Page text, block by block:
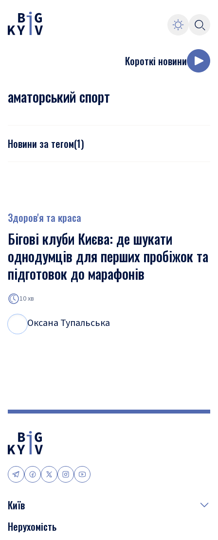
Короткі новини
аматорський спорт
Новини за тегом(1)
Здоров'я та краса
Бігові клуби Києва: де шукати
однодумців для перших пробіжок та
підготовок до марафонів
10 хв
Оксана Тупальська
Київ
Події
Нерухомість